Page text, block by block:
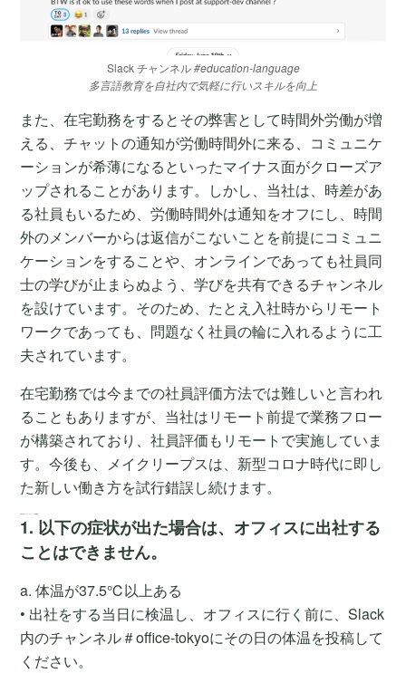
Slack チャンネル#education-language
多言語教育を自社内で気軽に行いスキルを向上
また、在宅勤務をするとその弊害として時間外労働が増
える、チャットの通知が労働時間外に来る、コミュニケ
ーションが希薄になるといったマイナス面がクローズア
ップされることがあります。しかし、当社は、時差があ
る社員もいるため、労働時間外は通知をオフにし、時間
外のメンバーからは返信がこないことを前提にコミュニ
ケーションをすることや、オンラインであっても社員同
士の学びが止まらぬよう、学びを共有できるチャンネル
を設けています。そのため、たとえ入社時からリモート
ワークであっても、問題なく社員の輪に入れるように工
夫されています。
在宅勤務では今までの社員評価方法では難しいと言われ
ることもありますが、当社はリモート前提で業務フロー
が構築されており、社員評価もリモートで実施していま
す。今後も、メイクリープスは、新型コロナ時代に即し
た新しい働き方を試行錯誤し続けます。
1. 以下の症状が出た場合は、オフィスに出社する
ことはできません。
a. 体温が37.5℃以上ある
• 出社をする当日に検温し、オフィスに行く前に、Slack
内のチャンネル＃office-tokyoにその日の体温を投稿して
ください。